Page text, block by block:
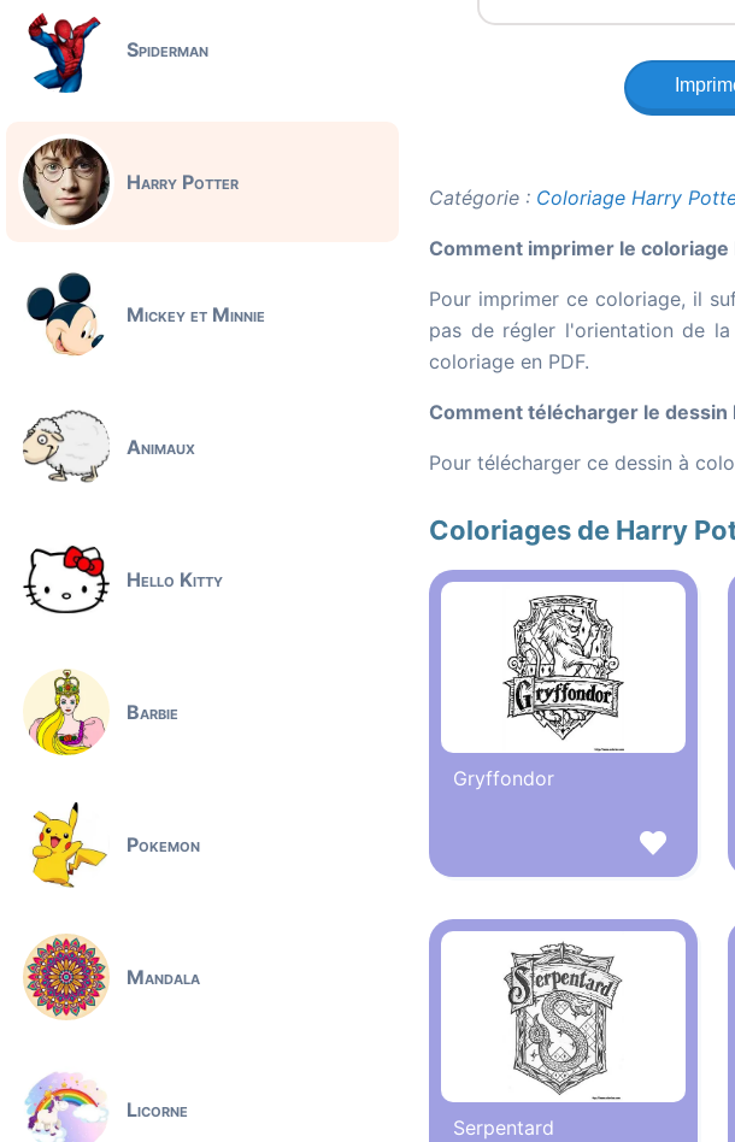
Spiderman
Harry Potter
Mickey et Minnie
Animaux
Hello Kitty
Barbie
Pokemon
Mandala
Licorne
Catégorie : Coloriage Harry
Comment imprimer le coloriage
Pour imprimer ce coloriage, il
pas de régler l'orientation de
coloriage en PDF.
Comment télécharger le dessin
Pour télécharger ce dessin à
Coloriages de Harry
Gryffondor
Serpentard